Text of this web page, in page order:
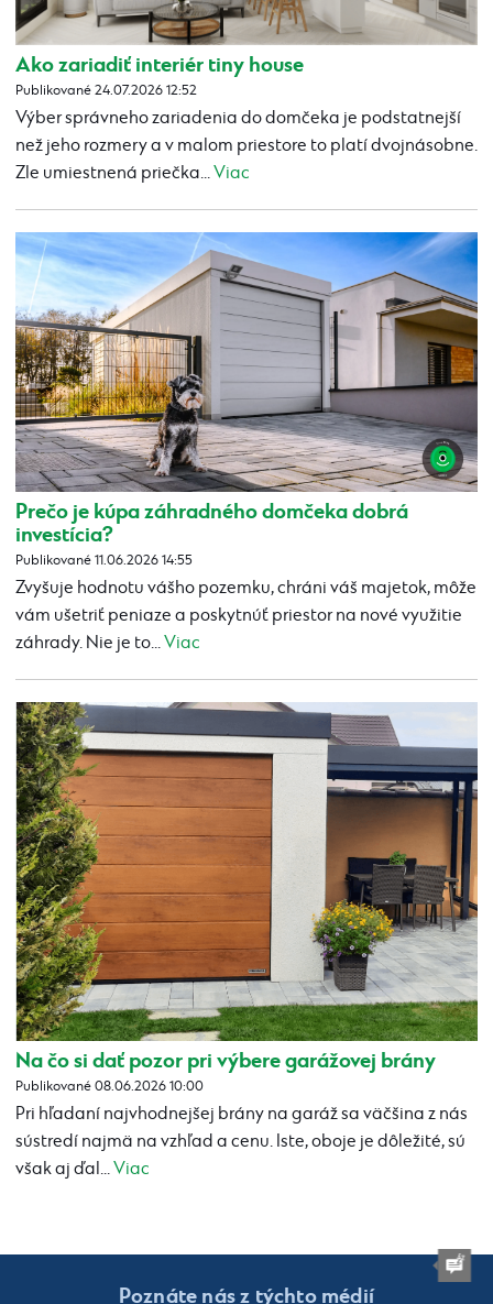
Ako zariadiť interiér tiny house
Publikované 24.07.2026 12:52
Výber správneho zariadenia do domčeka je podstatnejší
než jeho rozmery a v malom priestore to platí dvojnásobne.
Zle umiestnená priečka...Viac
Prečo je kúpa záhradného domčeka dobrá
investícia?
Publikované 11.06.2026 14:55
Zvyšuje hodnotu vášho pozemku, chráni váš majetok, môže
vám ušetriť peniaze a poskytnúť priestor na nové využitie
záhrady. Nie je to...Viac
Na čo si dať pozor pri výbere garážovej brány
Publikované 08.06.2026 10:00
Pri hľadaní najvhodnejšej brány na garáž sa väčšina z nás
sústredí najmä na vzhľad a cenu. Iste, oboje je dôležité, sú
však aj ďal...Viac
Poznáte nás z týchto médií